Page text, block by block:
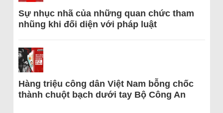
Sự nhục nhã của những quan chức tham
nhũng khi đối diện với pháp luật
Hàng triệu công dân Việt Nam bỗng chốc
thành chuột bạch dưới tay Bộ Công An